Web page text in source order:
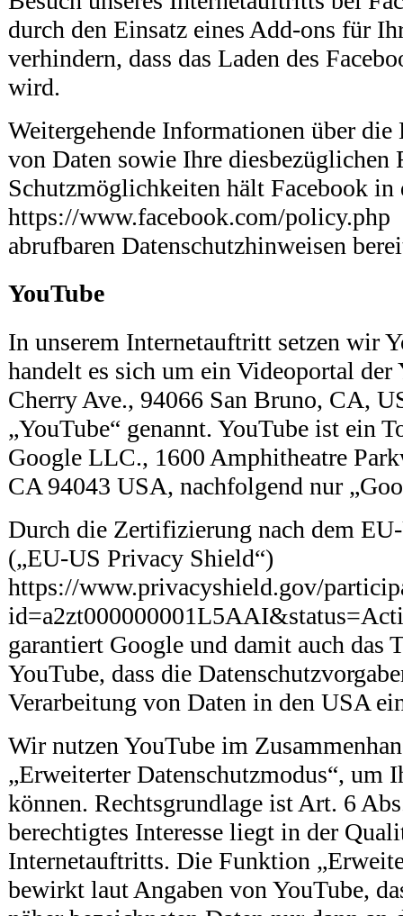
durch den Einsatz eines Add-ons für
verhindern, dass das Laden des
wird.
Weitergehende Informationen über
von Daten sowie Ihre diesbezüglichen
Schutzmöglichkeiten hält Facebook in
https://www.facebook.com/policy.php
abrufbaren Datenschutzhinweisen
YouTube
In unserem Internetauftritt setzen wir
handelt es sich um ein Videoportal
Cherry Ave., 94066 San Bruno, CA,
„YouTube“ genannt. YouTube ist ein
Google LLC., 1600 Amphitheatre
CA 94043 USA, nachfolgend nur
Durch die Zertifizierung nach dem
(„EU-US Privacy Shield“)
https://www.privacyshield.gov/
garantiert Google und damit auch das
YouTube, dass die
Verarbeitung von Daten in den USA
Wir nutzen YouTube im
„Erweiterter Datenschutzmodus“, um
können. Rechtsgrundlage ist Art. 6
berechtigtes Interesse liegt in der
Internetauftritts. Die Funktion
bewirkt laut Angaben von YouTube,